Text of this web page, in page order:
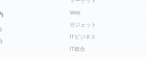
Web
ガジェット
ITビジネス
IT総合